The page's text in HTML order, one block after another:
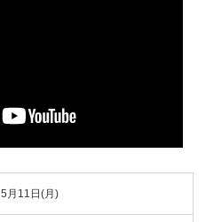
5月11日(月)